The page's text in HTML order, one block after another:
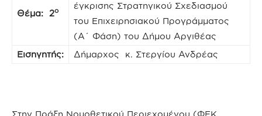
Θέμα: 2ο
έγκρισης Στρατηγικού Σχεδιασμού
του Επιχειρησιακού Προγράμματος
(Α΄ Φάση) του Δήμου Αργιθέας
Εισηγητής:
Δήμαρχος κ. Στεργίου Ανδρέας
Στην Πράξη Νομοθετικού Περιεχομένου (ΦΕΚ